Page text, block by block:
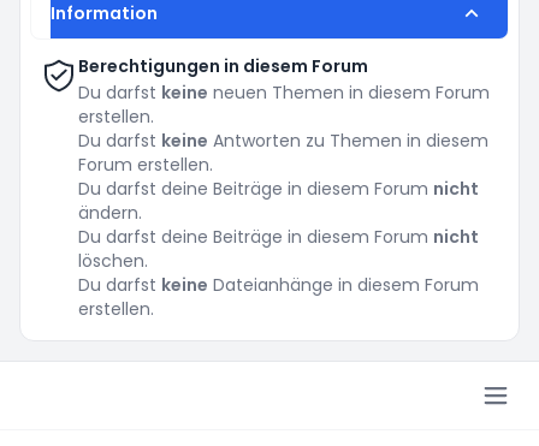
Information
Berechtigungen in diesem Forum
Du darfst keine neuen Themen in diesem Forum
erstellen.
Du darfst keine Antworten zu Themen in diesem
Forum erstellen.
Du darfst deine Beiträge in diesem Forum nicht
ändern.
Du darfst deine Beiträge in diesem Forum nicht
löschen.
Du darfst keine Dateianhänge in diesem Forum
erstellen.